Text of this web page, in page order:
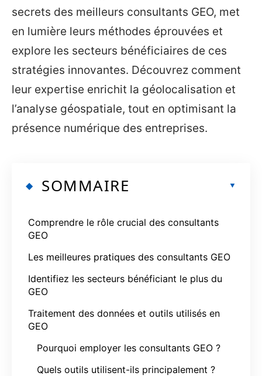
secrets des meilleurs consultants GEO, met
en lumière leurs méthodes éprouvées et
explore les secteurs bénéficiaires de ces
stratégies innovantes. Découvrez comment
leur expertise enrichit la géolocalisation et
l’analyse géospatiale, tout en optimisant la
présence numérique des entreprises.
SOMMAIRE
Comprendre le rôle crucial des consultants
GEO
Les meilleures pratiques des consultants GEO
Identifiez les secteurs bénéficiant le plus du
GEO
Traitement des données et outils utilisés en
GEO
Pourquoi employer les consultants GEO ?
Quels outils utilisent-ils principalement ?